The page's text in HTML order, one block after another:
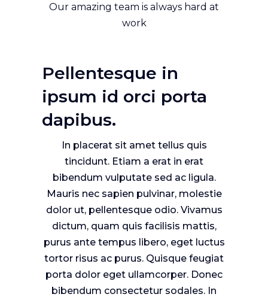
Our amazing team is always hard at
work
Pellentesque in
ipsum id orci porta
dapibus.
In placerat sit amet tellus quis
tincidunt. Etiam a erat in erat
bibendum vulputate sed ac ligula.
Mauris nec sapien pulvinar, molestie
dolor ut, pellentesque odio. Vivamus
dictum, quam quis facilisis mattis,
purus ante tempus libero, eget luctus
tortor risus ac purus. Quisque feugiat
porta dolor eget ullamcorper. Donec
bibendum consectetur sodales. In